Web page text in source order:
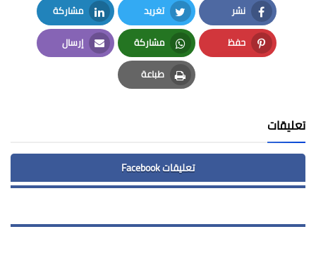
نشر
Facebook
تغريد
Twitter
مشاركة
LinkedIn
حفظ
Pinterest
مشاركة
Whatsapp
إرسال
Email
طباعة
Print
تعليقات
تعليقات Facebook